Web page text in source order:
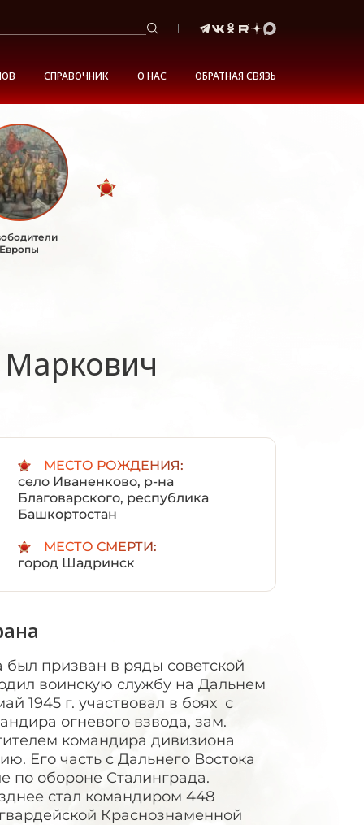
СПРАВОЧНИК О НАС ОБРАТНАЯ СВЯЗЬ
Европы
МЕСТО РОЖДЕНИЯ:
село Иваненково, р-на
Благоварского, республика
Башкортостан
МЕСТО СМЕРТИ:
город Шадринск
был призван в ряды советской
воинскую службу на Дальнем
1945 г. участвовал в боях с
огневого взвода, зам.
командира дивизиона
Его часть с Дальнего Востока
по обороне Сталинграда.
стал командиром 448
Краснознаменной